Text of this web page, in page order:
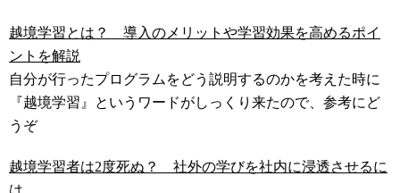
越境学習とは？ 導入のメリットや学習効果を高めるポイ
ントを解説
自分が行ったプログラムをどう説明するのかを考えた時に
『越境学習』というワードがしっくり来たので、参考にど
うぞ
越境学習者は2度死ぬ？ 社外の学びを社内に浸透させるに
は